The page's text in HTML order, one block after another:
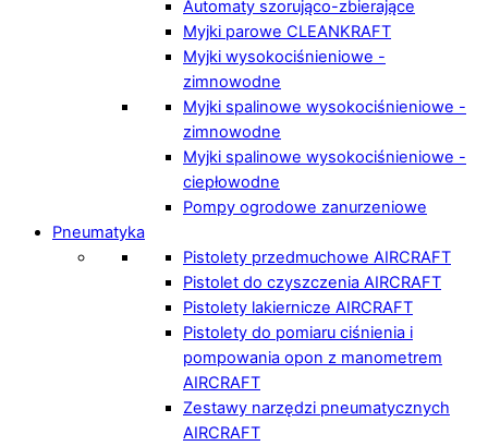
Automaty szorująco-zbierające
Myjki parowe CLEANKRAFT
Myjki wysokociśnieniowe -
zimnowodne
Myjki spalinowe wysokociśnieniowe -
zimnowodne
Myjki spalinowe wysokociśnieniowe -
ciepłowodne
Pompy ogrodowe zanurzeniowe
Pneumatyka
Pistolety przedmuchowe AIRCRAFT
Pistolet do czyszczenia AIRCRAFT
Pistolety lakiernicze AIRCRAFT
Pistolety do pomiaru ciśnienia i
pompowania opon z manometrem
AIRCRAFT
Zestawy narzędzi pneumatycznych
AIRCRAFT